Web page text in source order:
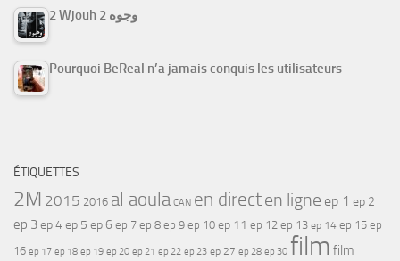
2 Wjouh 2 وجوه
Pourquoi BeReal n’a jamais conquis les utilisateurs
ÉTIQUETTES
2M 2015 2016 al aoula CAN en directen ligne ep 1 ep 2
ep 3ep 4ep 5 ep 6 ep 7 ep 8 ep 9 ep 10 ep 11 ep 12 ep 13 ep 14 ep 15 ep
16 ep 17 ep 18 ep 19 ep 20 ep 21 ep 22 ep 23 ep 27 ep 28 ep 30 film film